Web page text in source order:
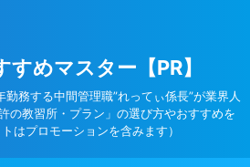
すめマスター【PR】
務する中間管理職”れってぃ係長”が業界人
の教習所・プラン」の選び方やおすすめを
はプロモーションを含みます）